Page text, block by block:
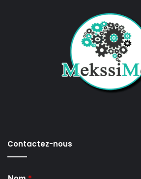
Contactez-nous